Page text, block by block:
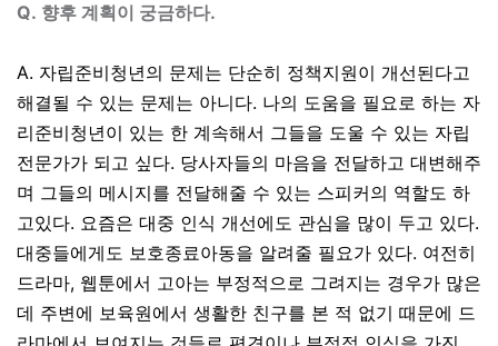
Q. 향후 계획이 궁금하다.
A. 자립준비청년의 문제는 단순히 정책지원이 개선된다고
해결될 수 있는 문제는 아니다. 나의 도움을 필요로 하는 자
리준비청년이 있는 한 계속해서 그들을 도울 수 있는 자립
전문가가 되고 싶다. 당사자들의 마음을 전달하고 대변해주
며 그들의 메시지를 전달해줄 수 있는 스피커의 역할도 하
고있다. 요즘은 대중 인식 개선에도 관심을 많이 두고 있다.
대중들에게도 보호종료아동을 알려줄 필요가 있다. 여전히
드라마, 웹툰에서 고아는 부정적으로 그려지는 경우가 많은
데 주변에 보육원에서 생활한 친구를 본 적 없기 때문에 드